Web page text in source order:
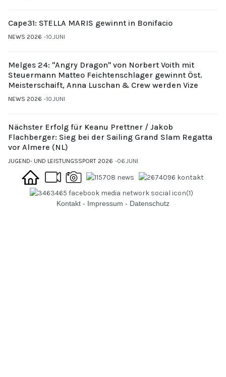
Cape31: STELLA MARIS gewinnt in Bonifacio
NEWS 2026 10.JUNI
Melges 24: "Angry Dragon" von Norbert Voith mit
Steuermann Matteo Feichtenschlager gewinnt Öst.
Meisterschaift, Anna Luschan & Crew werden Vize
NEWS 2026 10.JUNI
Nächster Erfolg für Keanu Prettner / Jakob
Flachberger: Sieg bei der Sailing Grand Slam Regatta
vor Almere (NL)
JUGEND- UND LEISTUNGSSPORT 2026 06.JUNI
Kontakt - Impressum - Datenschutz